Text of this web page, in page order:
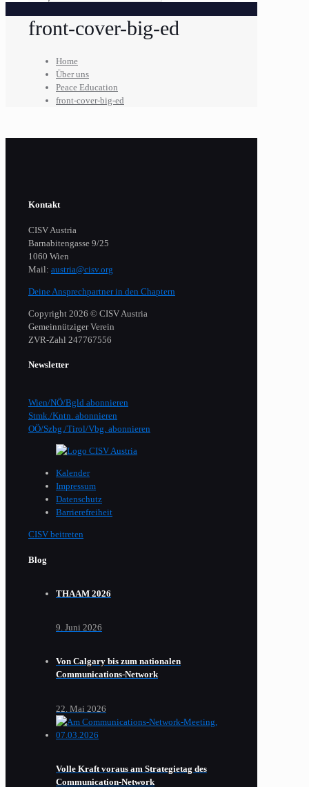
front-cover-big-ed
Home
Über uns
Peace Education
front-cover-big-ed
Kontakt
CISV Austria
Barnabitengasse 9/25
1060 Wien
Mail: austria@cisv.org
Deine Ansprechpartner in den Chaptern
Copyright 2026 © CISV Austria
Gemeinnütziger Verein
​ZVR-Zahl 247767556
Newsletter
Wien/NÖ/Bgld abonnieren
Stmk./Kntn. abonnieren
OÖ/Szbg./Tirol/Vbg. abonnieren
Kalender
Impressum
Datenschutz
Barrierefreiheit
CISV beitreten
Blog
THAAM 2026
9. Juni 2026
Von Calgary bis zum nationalen
Communications-Network
22. Mai 2026
Volle Kraft voraus am Strategietag des
Communication-Network